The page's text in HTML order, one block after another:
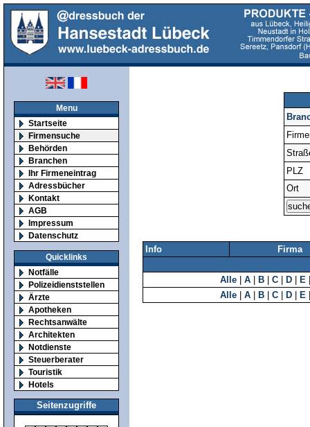
Menu
Startseite
Firmensuche
Behörden
Branchen
Ihr Firmeneintrag
Adressbücher
Kontakt
AGB
Impressum
Datenschutz
Quicklinks
Notfälle
Polizeidienststellen
Ärzte
Apotheken
Rechtsanwälte
Architekten
Notdienste
Steuerberater
Touristik
Hotels
Seitenzugriffe
PLZ
Ort
Info Firma
Alle A B C D E
Alle
A B C D E